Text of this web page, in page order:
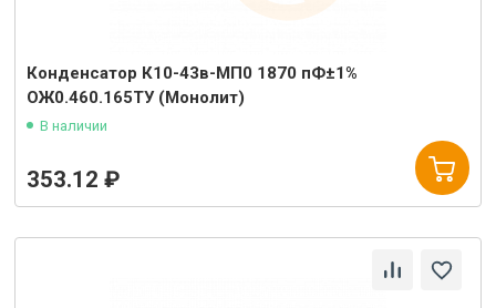
Конденсатор К10-43в-МП0 1870 пФ±1%
ОЖ0.460.165ТУ (Монолит)
В наличии
353.12 ₽